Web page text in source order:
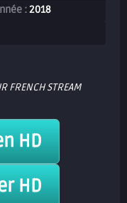
:2018
FRENCH STREAM
HD
HD